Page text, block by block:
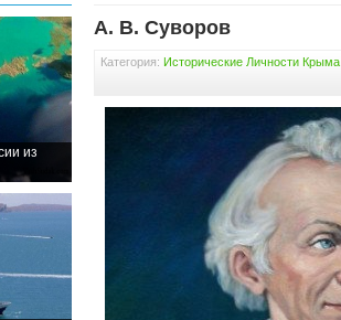
из
А. В. Суворов
Категория: Исторические Личности Крыма